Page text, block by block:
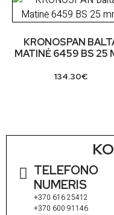
KRONOSPAN
MATINĖ 6459 BS 25
134.30€
TELEFONO
NUMERIS
+370 616 25412
+370 600 91146